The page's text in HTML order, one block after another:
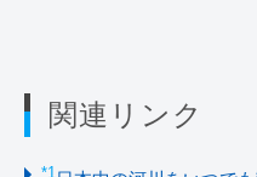
関連リンク
*1